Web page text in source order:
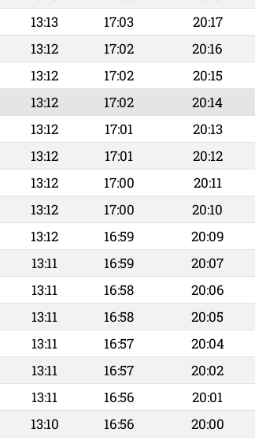
13:13 17:03 20:17
13:12 17:02 20:16
13:12 17:02 20:15
13:12 17:02 20:14
13:12 17:01 20:13
13:12 17:01 20:12
13:12 17:00 20:11
13:12 17:00 20:10
13:12 16:59 20:09
13:11 16:59 20:07
13:11 16:58 20:06
13:11 16:58 20:05
13:11 16:57 20:04
13:11 16:57 20:02
13:11 16:56 20:01
13:10 16:56 20:00